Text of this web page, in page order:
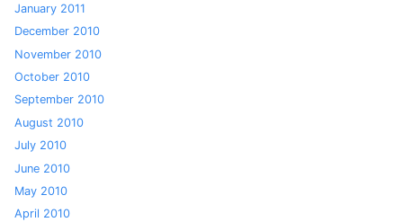
January 2011
December 2010
November 2010
October 2010
September 2010
August 2010
July 2010
June 2010
May 2010
April 2010